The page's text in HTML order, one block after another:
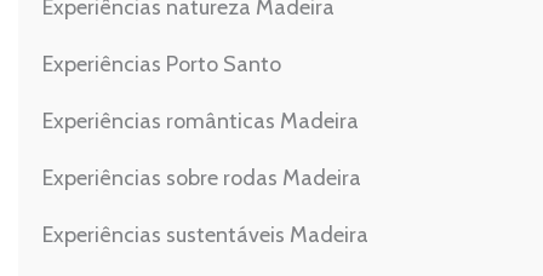
Experiências natureza Madeira
Experiências Porto Santo
Experiências românticas Madeira
Experiências sobre rodas Madeira
Experiências sustentáveis Madeira